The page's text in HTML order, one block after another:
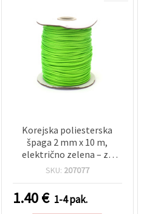
Korejska poliesterska
špaga 2 mm x 10 m,
električno zelena – za
makrame, perlice,
SKU: 207077
1.40€ 1-4 pak.